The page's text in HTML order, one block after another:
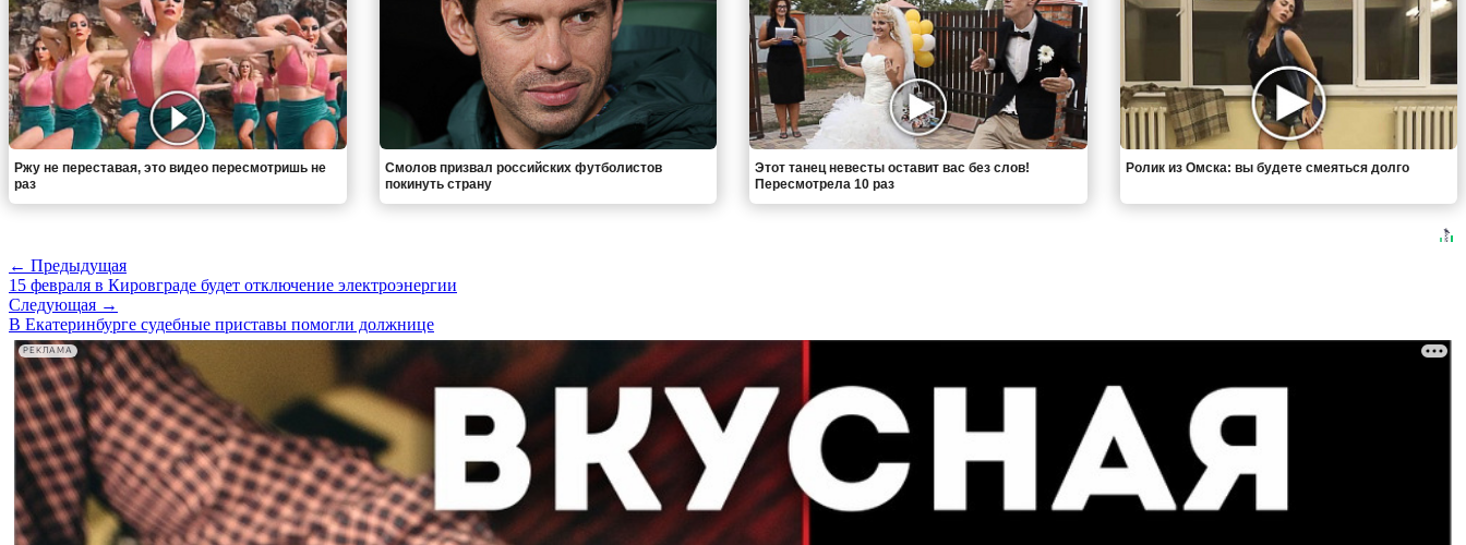
Ржу не переставая, это видео пересмотришь не
раз
Смолов призвал российских футболистов
покинуть страну
Этот танец невесты оставит вас без слов!
Пересмотрела 10 раз
Ролик из Омска: вы будете смеяться долго
← Предыдущая
15 февраля в Кировграде будет отключение электроэнергии
Следующая →
В Екатеринбурге судебные приставы помогли должнице
РЕКЛАМА